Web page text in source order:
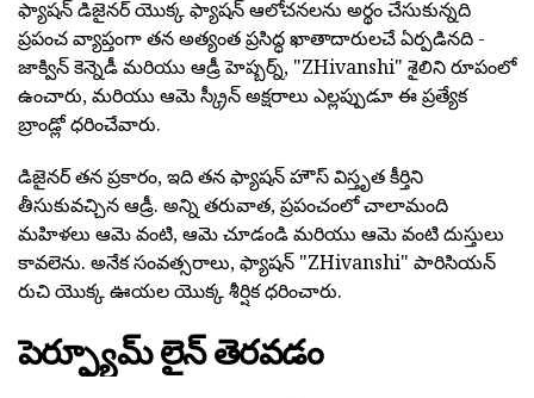
ఫ్యాషన్ డిజైనర్ యొక్క ఫ్యాషన్ ఆలోచనలను అర్థం చేసుకున్నది
ప్రపంచ వ్యాప్తంగా తన అత్యంత ప్రసిద్ధ ఖాతాదారులచే ఏర్పడినది -
జాక్విన్ కెన్నెడీ మరియు ఆడ్రీ హెప్బర్న్, "ZHivanshi" శైలిని రూపంలో
ఉంచారు, మరియు ఆమె స్క్రీన్ అక్షరాలు ఎల్లప్పుడూ ఈ ప్రత్యేక
బ్రాండ్లో ధరించేవారు.
డిజైనర్ తన ప్రకారం, ఇది తన ఫ్యాషన్ హౌస్ విస్తృత కీర్తిని
తీసుకువచ్చిన ఆడ్రీ. అన్ని తరువాత, ప్రపంచంలో చాలామంది
మహిళలు ఆమె వంటి, ఆమె చూడండి మరియు ఆమె వంటి దుస్తులు
కావలెను. అనేక సంవత్సరాలు, ఫ్యాషన్ "ZHivanshi" పారిసియన్
రుచి యొక్క ఊయల యొక్క శీర్షిక ధరించారు.
పెర్ఫ్యూమ్ లైన్ తెరవడం